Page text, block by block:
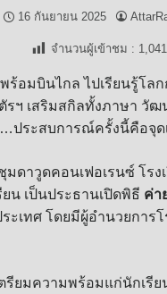
16 กันยายน 2025
จำนวนผู้เข้าชม : 1,041
พร้อมบินไกล ไปเรียนรู้โลก
ฯ เสริมสกิลทั้งภาษา วัฒ
ประสบการณ์ครั้งนี้คือจุด
ดาวูดคอนเฟอเรนซ์ โร
น เป็นประธานเปิดพิธี ค่า
ะเทศ โดยมีผู้อำนวยกา
รียมความพร้อมแก่นักเรี